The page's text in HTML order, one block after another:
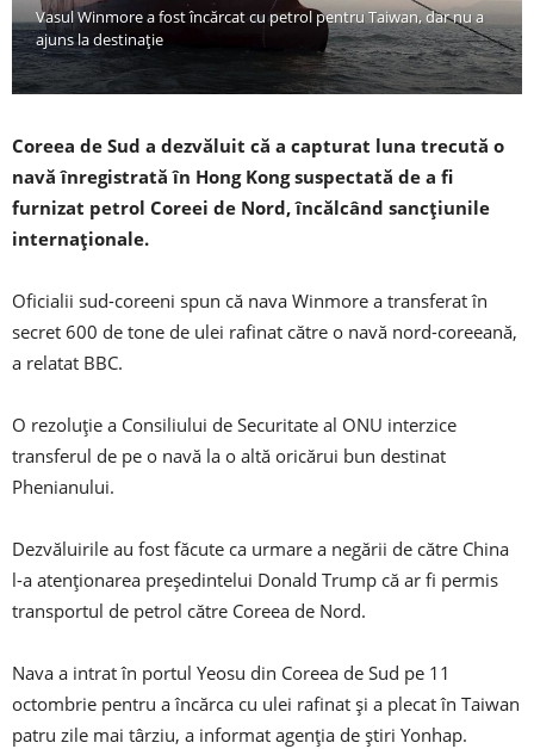
Vasul Winmore a fost încărcat cu petrol pentru Taiwan, dar nu a
ajuns la destinație
Coreea de Sud a dezvăluit că a capturat luna trecută o
navă înregistrată în Hong Kong suspectată de a fi
furnizat petrol Coreei de Nord, încălcând sancțiunile
internaționale.
Oficialii sud-coreeni spun că nava Winmore a transferat în
secret 600 de tone de ulei rafinat către o navă nord-coreeană,
a relatat BBC.
O rezoluție a Consiliului de Securitate al ONU interzice
transferul de pe o navă la o altă oricărui bun destinat
Phenianului.
Dezvăluirile au fost făcute ca urmare a negării de către China
l-a atenționarea președintelui Donald Trump că ar fi permis
transportul de petrol către Coreea de Nord.
Nava a intrat în portul Yeosu din Coreea de Sud pe 11
octombrie pentru a încărca cu ulei rafinat și a plecat în Taiwan
patru zile mai târziu, a informat agenția de știri Yonhap.